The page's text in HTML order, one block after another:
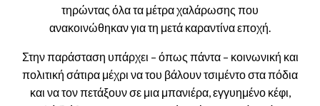
τηρώντας όλα τα μέτρα χαλάρωσης που
ανακοινώθηκαν για τη μετά καραντίνα εποχή.
Στην παράσταση υπάρχει – όπως πάντα – κοινωνική και
πολιτική σάτιρα μέχρι να του βάλουν τσιμέντο στα πόδια
και να τον πετάξουν σε μια μπανιέρα, εγγυημένο κέφι,